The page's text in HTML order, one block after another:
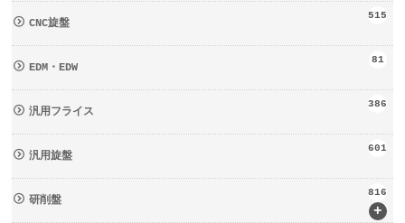
CNC旋盤
515
EDM・EDW
81
汎用フライス
386
汎用旋盤
601
+
研削盤
816